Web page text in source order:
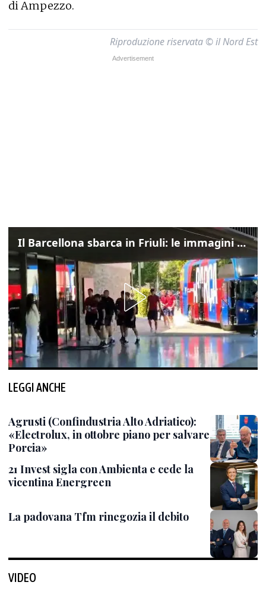
di Ampezzo.
Riproduzione riservata © il Nord Est
Il Barcellona sbarca in Friuli: le immagini dell'arrivo in albergo
LEGGI ANCHE
Agrusti (Confindustria Alto Adriatico):
«Electrolux, in ottobre piano per salvare
Porcia»
21 Invest sigla con Ambienta e cede la
vicentina Energreen
La padovana Tfm rinegozia il debito
VIDEO